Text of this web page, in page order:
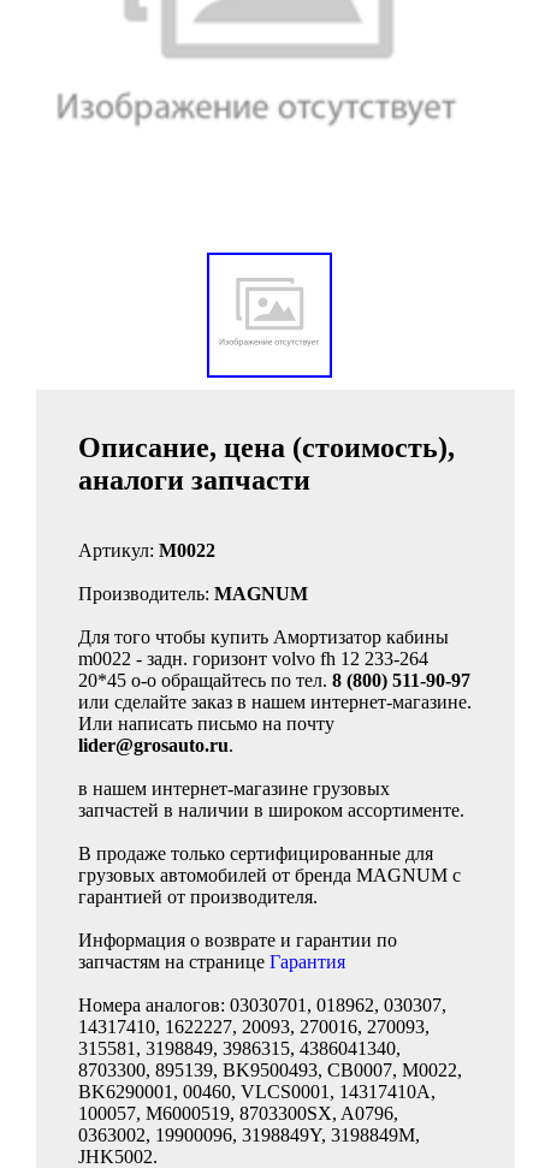
Описание, цена (стоимость),
аналоги запчасти
Артикул: M0022
Производитель: MAGNUM
Для того чтобы купить Амортизатор кабины
m0022 - задн. горизонт volvo fh 12 233-264
20*45 o-o обращайтесь по тел. 8 (800) 511-90-97
или сделайте заказ в нашем интернет-магазине.
Или написать письмо на почту
lider@grosauto.ru.
в нашем интернет-магазине грузовых
запчастей в наличии в широком ассортименте.
В продаже только сертифицированные для
грузовых автомобилей от бренда MAGNUM с
гарантией от производителя.
Информация о возврате и гарантии по
запчастям на странице Гарантия
Номера аналогов: 03030701, 018962, 030307,
14317410, 1622227, 20093, 270016, 270093,
315581, 3198849, 3986315, 4386041340,
8703300, 895139, BK9500493, CB0007, M0022,
BK6290001, 00460, VLCS0001, 14317410A,
100057, M6000519, 8703300SX, A0796,
0363002, 19900096, 3198849Y, 3198849M,
JHK5002.